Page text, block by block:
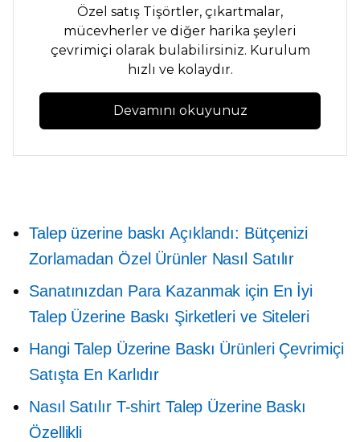
Özel satış Tişörtler, çıkartmalar,
mücevherler ve diğer harika şeyleri
çevrimiçi olarak bulabilirsiniz. Kurulum
hızlı ve kolaydır.
Devamını okuyunuz
Talep üzerine baskı Açıklandı: Bütçenizi
Zorlamadan Özel Ürünler Nasıl Satılır
Sanatınızdan Para Kazanmak için En İyi
Talep Üzerine Baskı Şirketleri ve Siteleri
Hangi Talep Üzerine Baskı Ürünleri Çevrimiçi
Satışta En Karlıdır
Nasıl Satılır T-shirtTalep Üzerine Baskı
Özellikli